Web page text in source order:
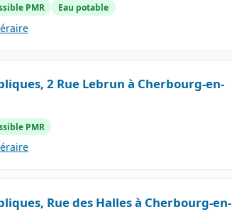
PMR Eau potable
2 Rue Lebrun à Cherbourg-en-
PMR
Rue des Halles à Cherbourg-en-